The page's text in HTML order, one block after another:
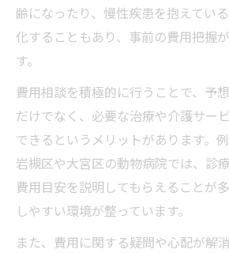
齢になったり、慢性疾患を抱えてい
化することもあり、事前の費用把握
す。
費用相談を積極的に行うことで、予
だけでなく、必要な治療や介護サー
できるというメリットがあります。
岩槻区や大宮区の動物病院では、診
費用目安を説明してもらえることが
しやすい環境が整っています。
また、費用に関する疑問や心配が解